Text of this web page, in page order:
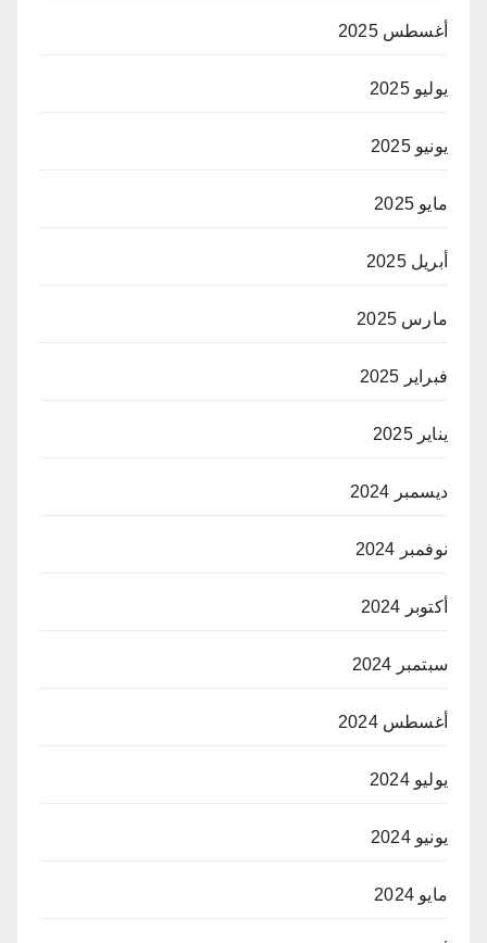
أغسطس 2025
يوليو 2025
يونيو 2025
مايو 2025
أبريل 2025
مارس 2025
فبراير 2025
يناير 2025
ديسمبر 2024
نوفمبر 2024
أكتوبر 2024
سبتمبر 2024
أغسطس 2024
يوليو 2024
يونيو 2024
مايو 2024